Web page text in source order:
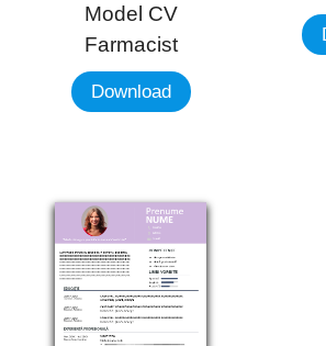
Model CV
Farmacist
Download